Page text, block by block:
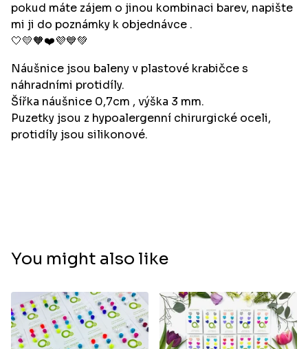
pokud máte zájem o jinou kombinaci barev, napište
mi ji do poznámky k objednávce .
🤍💛🧡❤️💜💙💚
Náušnice jsou baleny v plastové krabičce s
náhradními protidíly.
Šířka náušnice 0,7cm , výška 3 mm.
Puzetky jsou z hypoalergenní chirurgické oceli,
protidíly jsou silikonové.
You might also like